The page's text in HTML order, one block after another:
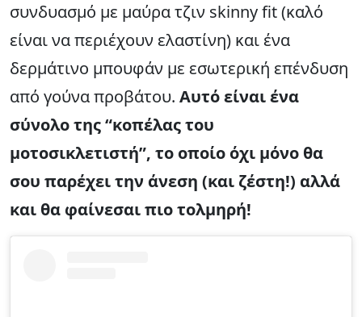
συνδυασμό με μαύρα τζιν skinny fit (καλό
είναι να περιέχουν ελαστίνη) και ένα
δερμάτινο μπουφάν με εσωτερική επένδυση
από γούνα προβάτου. Αυτό είναι ένα
σύνολο της “κοπέλας του
μοτοσικλετιστή”, το οποίο όχι μόνο θα
σου παρέχει την άνεση (και ζέστη!) αλλά
και θα φαίνεσαι πιο τολμηρή!